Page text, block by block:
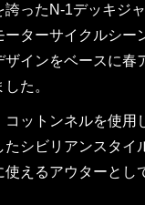
誇ったN-1デッキジ
ーターサイクルシー
ザインをベースに春
た。
コットンネルを使用
たシビリアンスタイ
使えるアウターとし